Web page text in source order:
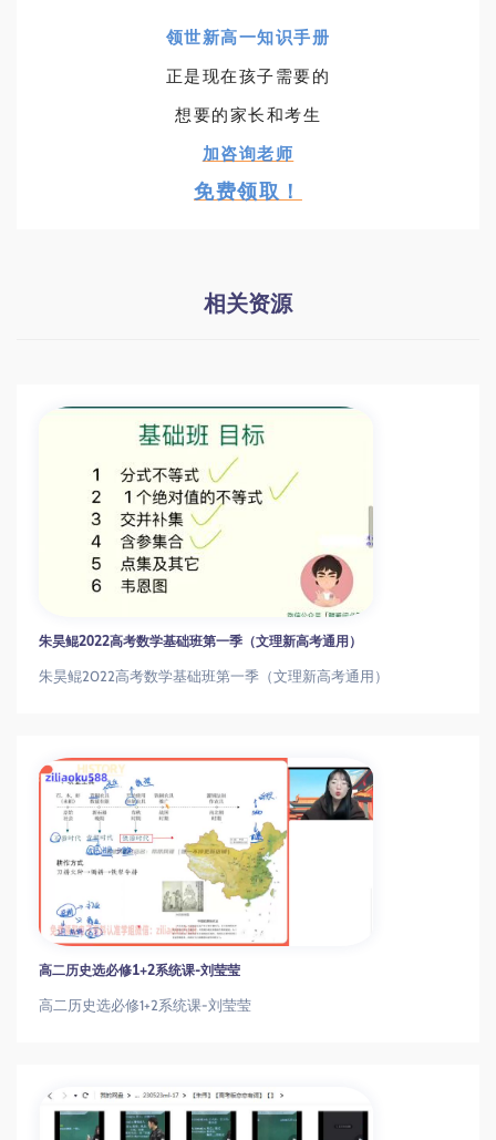
领世新高一知识手册
正是现在孩子需要的
想要的家长和考生
加咨询老师
免费领取！
相关资源
朱昊鲲2022高考数学基础班第一季（文理新高考通用）
朱昊鲲2022高考数学基础班第一季（文理新高考通用）
高二历史选必修1+2系统课-刘莹莹
高二历史选必修1+2系统课-刘莹莹